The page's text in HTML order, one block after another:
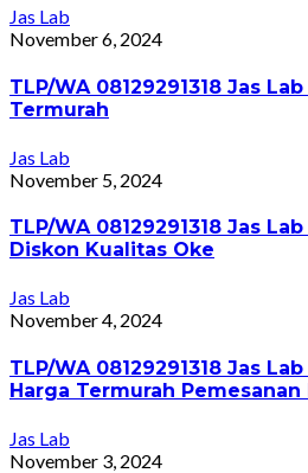
Jas Lab
November 6, 2024
TLP/WA 08129291318 Jas
Termurah
Jas Lab
November 5, 2024
TLP/WA 08129291318 Jas
Diskon Kualitas Oke
Jas Lab
November 4, 2024
TLP/WA 08129291318 Jas
Harga Termurah Pemesanan
Jas Lab
November 3, 2024